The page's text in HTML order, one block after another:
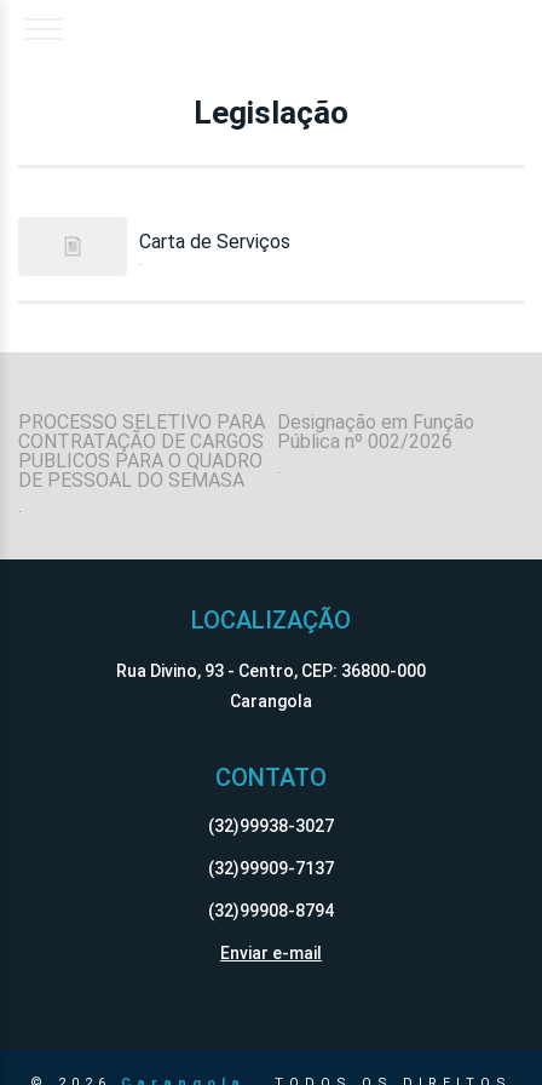
Legislação
Carta de Serviços
.
PROCESSO SELETIVO PARA
CONTRATAÇÃO DE CARGOS
PUBLICOS PARA O QUADRO
DE PESSOAL DO SEMASA
Designação em Função
Pública nº 002/2026
LOCALIZAÇÃO
Rua Divino, 93 - Centro, CEP: 36800-000
Carangola
CONTATO
(32)99938-3027
(32)99909-7137
(32)99908-8794
Enviar e-mail